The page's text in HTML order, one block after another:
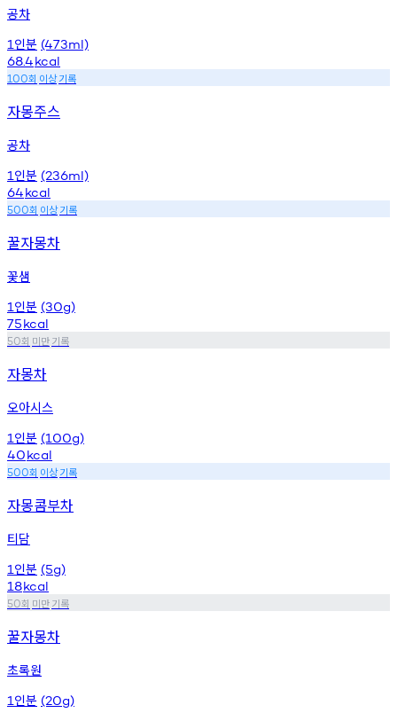
공차
1 인분 (473ml)
68.4kcal
100회 이상기록
자몽주스
공차
1 인분 (236ml)
64kcal
500회 이상기록
꿀자몽차
꽃샘
1 인분 (30g)
75kcal
50회 미만기록
자몽차
오아시스
1 인분 (100g)
40kcal
500회 이상기록
자몽콤부차
티담
1 인분 (5g)
18kcal
50회 미만기록
꿀자몽차
초록원
1 인분 (20g)